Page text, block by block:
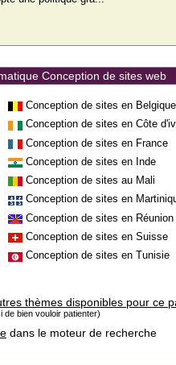
Conception de sites web
Conception de sites en Belgique
Conception de sites en Côte
Conception de sites en France
Conception de sites en Inde
Conception de sites au Mali
Conception de sites en
Conception de sites en Réunion
Conception de sites en Suisse
Conception de sites en Tunisie
thèmes disponibles pour ce
de bien vouloir patienter)
dans le moteur de recherche